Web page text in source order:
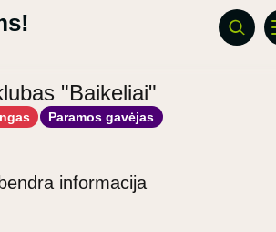
"Baikeliai"
Paramos gavėjas
informacija